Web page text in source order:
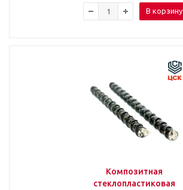
В корзину
Композитная
стеклопластиковая